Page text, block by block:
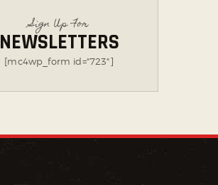
Sign Up For
NEWSLETTERS
[mc4wp_form id="723"]